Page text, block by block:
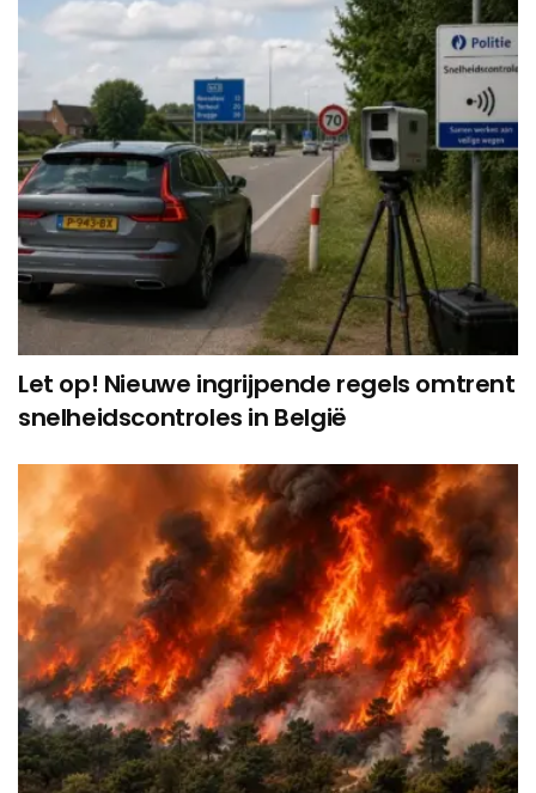
Let op! Nieuwe ingrijpende regels omtrent
snelheidscontroles in België